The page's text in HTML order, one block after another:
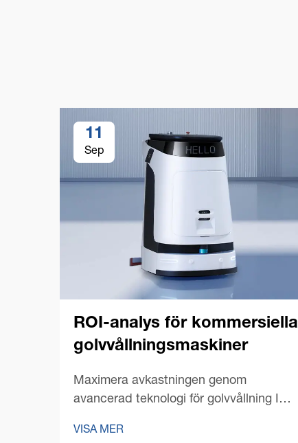
11
Sep
ROI-analys för kommersiella
golvvållningsmaskiner
Maximera avkastningen genom
avancerad teknologi för golvvållning I
fokuserar anläggningschefer och
VISA MER